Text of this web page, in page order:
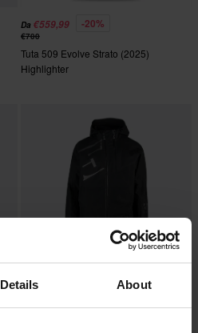
Details About
Da €559,99 -20%
€700
Tuta 509 Evolve Strato (2025)
Highlighter